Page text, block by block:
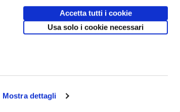
Mostra dettagli
Accetta tutti i cookie
Usa solo i cookie necessari
communication.it/ Mobile friendly